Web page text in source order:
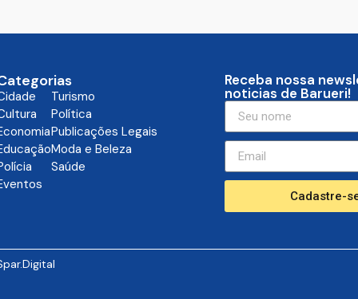
Turismo
Política
Publicações Legais
Moda e Beleza
Saúde
Receba nossa
noticias de Barueri!
Cadastre-